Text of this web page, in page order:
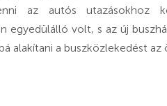
az autós utazásokhoz
egyedülálló volt, s az új
alakítani a buszközlekedést